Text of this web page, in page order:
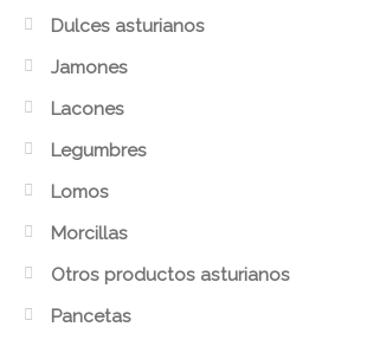
Dulces asturianos
Jamones
Lacones
Legumbres
Lomos
Morcillas
Otros productos asturianos
Pancetas